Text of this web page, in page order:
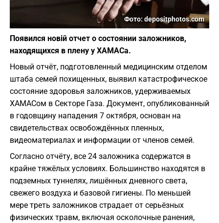
Фото: depositphotos.com
Появился новій отчет о состоянии заложников,
находящихся в плену у ХАМАСа.
Новый отчёт, подготовленный медицинским отделом
штаба семей похищенных, выявил катастрофическое
состояние здоровья заложников, удерживаемых
ХАМАСом в Секторе Газа. Документ, опубликованный
в годовщину нападения 7 октября, основан на
свидетельствах освобождённых пленных,
видеоматериалах и информации от членов семей.
Согласно отчёту, все 24 заложника содержатся в
крайне тяжёлых условиях. Большинство находятся в
подземных туннелях, лишённых дневного света,
свежего воздуха и базовой гигиены. По меньшей
мере треть заложников страдает от серьёзных
физических травм, включая осколочные ранения,